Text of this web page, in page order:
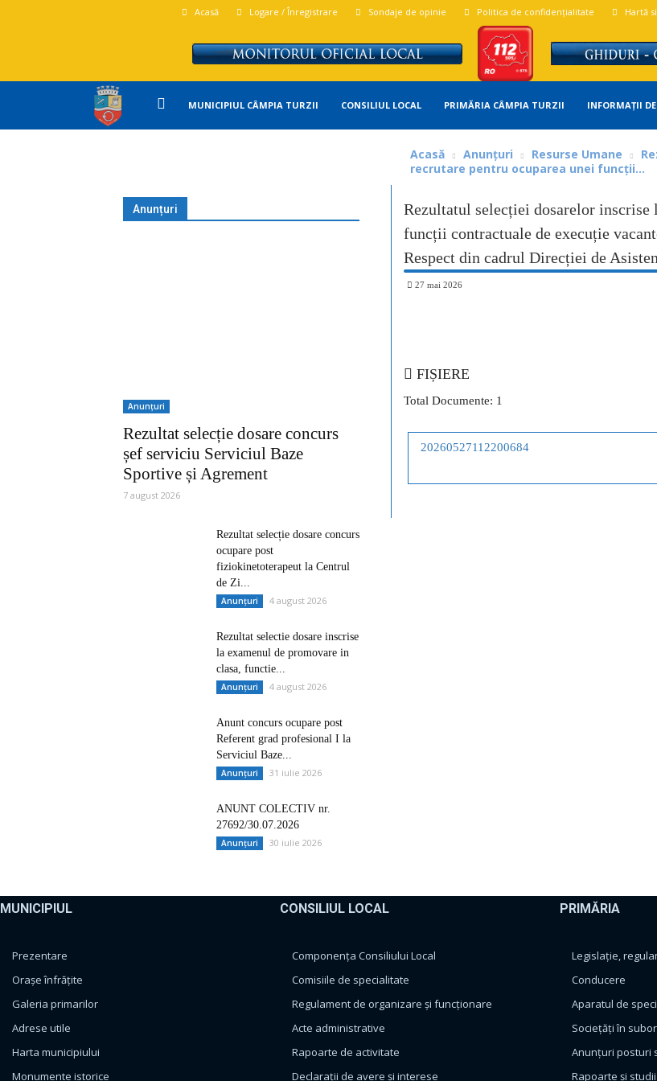
Acasă Logare / Înregistrare Sondaje de opinie Politica de confidențialitate Hartă
Primăria
Turzii
MUNICIPIUL CÂMPIA TURZII CONSILIUL LOCAL PRIMĂRIA CÂMPIA TURZII INFORMAȚII
Acasă Anunțuri Resurse Umane
recrutare pentru ocuparea unei funcții...
Rezultatul selecției dosarelor inscrise
funcții contractuale de execuție
Respect din cadrul Direcției de
27 mai 2026
FIȘIERE
Total Documente: 1
20260527112200684
Anunțuri
Anunțuri
Rezultat selecție dosare concurs
șef serviciu Serviciul Baze
Sportive și Agrement
7 august 2026
Rezultat selecție dosare concurs
ocupare post
fiziokinetoterapeut la Centrul
de Zi...
Anunțuri 4 august 2026
Rezultat selectie dosare inscrise
la examenul de promovare in
clasa, functie...
Anunțuri 4 august 2026
Anunt concurs ocupare post
Referent grad profesional I la
Serviciul Baze...
Anunțuri 31 iulie 2026
ANUNT COLECTIV nr.
27692/30.07.2026
Anunțuri 30 iulie 2026
MUNICIPIUL
Prezentare
Orașe înfrățite
Galeria primarilor
Adrese utile
Harta municipiului
Monumente istorice
CONSILIUL LOCAL
Componența Consiliului Local
Comisiile de specialitate
Regulament de organizare și funcționare
Acte administrative
Rapoarte de activitate
Declarații de avere și interese
PRIMĂRIA
Legislație,
Conducere
Aparatul de
Sociețăți în
Anunțuri posturi
Rapoarte și studii